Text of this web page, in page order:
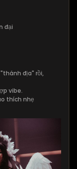
đại
địa" rồi,
vibe.
thích nhẹ